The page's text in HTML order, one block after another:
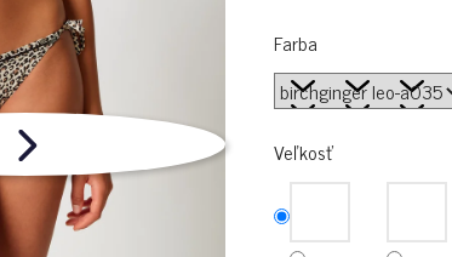
Farba
Veľkosť